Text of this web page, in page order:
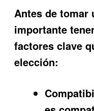
Antes de tomar
importante
factores clave
elección: